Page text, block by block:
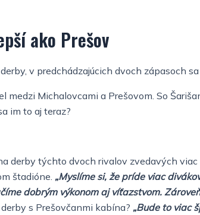
ako Prešov
v predchádzajúcich dvoch zápasoch
medzi Michalovcami a Prešovom. So
im to aj teraz?
derby týchto dvoch rivalov zvedavých
štadióne. „Myslíme si, že príde viac
dobrým výkonom aj víťazstvom.
s Prešovčanmi kabína? „Bude to viac